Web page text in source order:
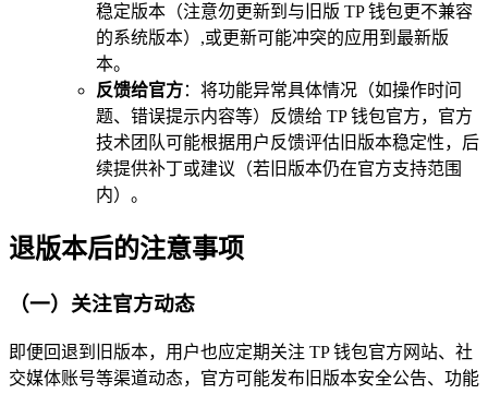
稳定版本（注意勿更新到与旧版 TP 钱包更不兼容
的系统版本）,或更新可能冲突的应用到最新版
本。
反馈给官方：将功能异常具体情况（如操作时问
题、错误提示内容等）反馈给 TP 钱包官方，官方
技术团队可能根据用户反馈评估旧版本稳定性，后
续提供补丁或建议（若旧版本仍在官方支持范围
内）。
退版本后的注意事项
（一）关注官方动态
即便回退到旧版本，用户也应定期关注 TP 钱包官方网站、社
交媒体账号等渠道动态，官方可能发布旧版本安全公告、功能